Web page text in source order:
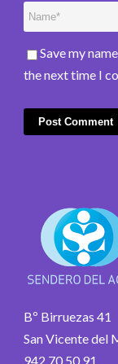
Save my
the next time I
Bº Birruezas 41
San Vicente del
942 70 50 91